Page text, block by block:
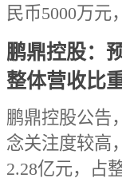
民币5000万元
鹏鼎控股：
整体营收比
鹏鼎控股公告
念关注度较高
2.28亿元，占